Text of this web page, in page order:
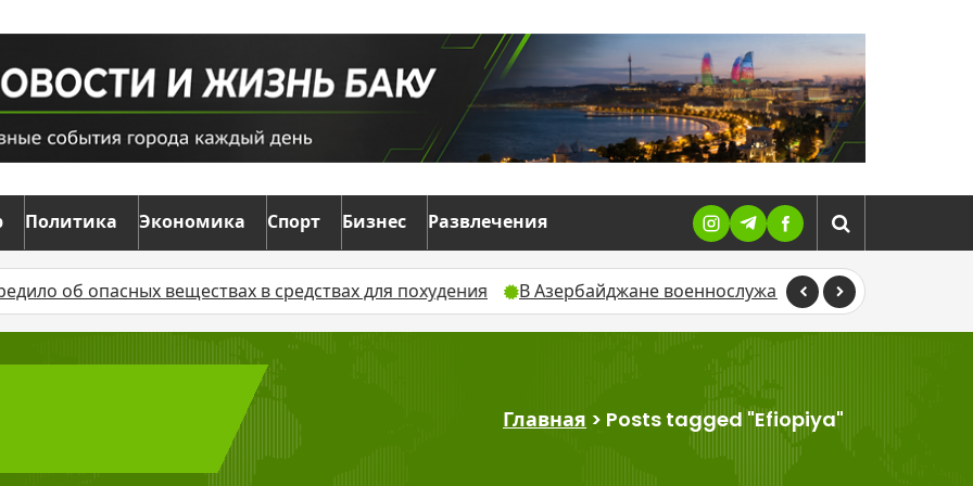
Политика Экономика Спорт Бизнес Развлечения
опасных веществах в средствах для похудения В Азербайджане военнослужащий погиб во время
Главная > Posts tagged "Efiopiya"